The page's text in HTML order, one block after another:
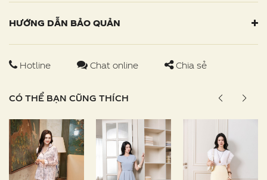
HƯỚNG DẪN BẢO QUẢN
Hotline Chat online Chia sẻ
CÓ THỂ BẠN CŨNG THÍCH